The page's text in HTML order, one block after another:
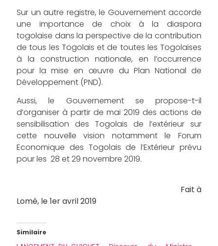
Sur un autre registre, le Gouvernement accorde
une importance de choix à la diaspora
togolaise dans la perspective de la contribution
de tous les Togolais et de toutes les Togolaises
à la construction nationale, en l’occurrence
pour la mise en œuvre du Plan National de
Développement (PND).
Aussi, le Gouvernement se propose-t-il
d’organiser à partir de mai 2019 des actions de
sensibilisation des Togolais de l’extérieur sur
cette nouvelle vision notamment le Forum
Economique des Togolais de l’Extérieur prévu
pour les 28 et 29 novembre 2019.
Fait à
Lomé, le 1er avril 2019
Similaire